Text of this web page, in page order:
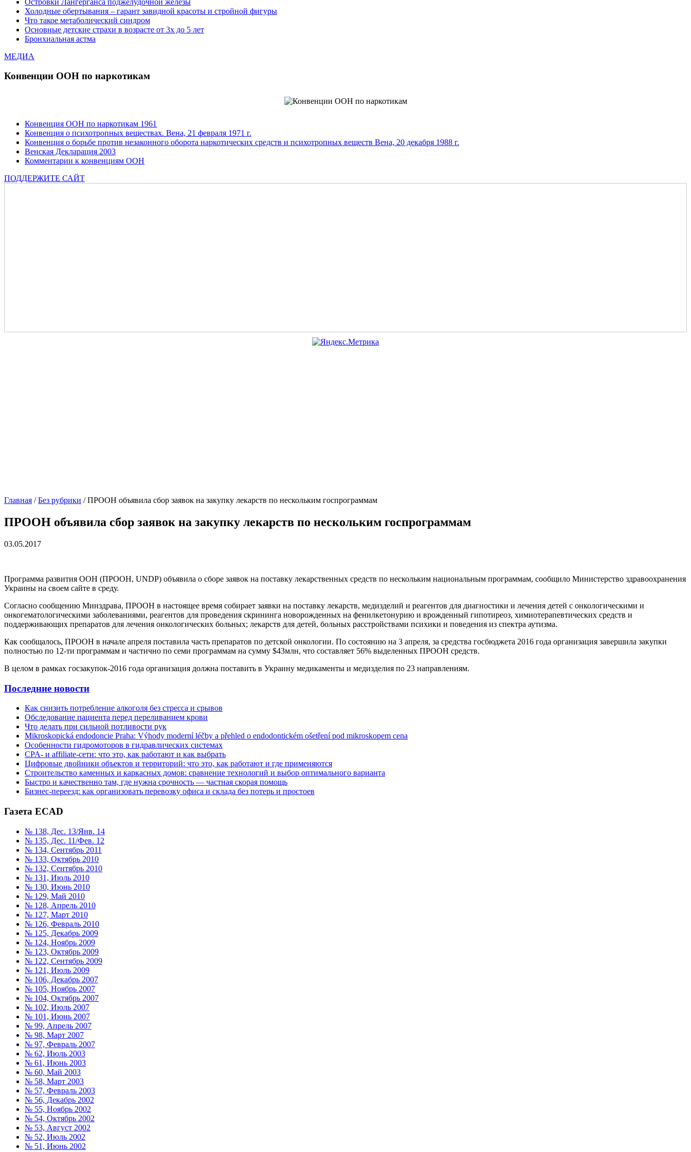
Холодные обертывания – гарант завидной красоты и стройной фигуры
Что такое метаболический синдром
Основные детские страхи в возрасте от 3х до 5 лет
Бронхиальная астма
МЕДИА
Конвенции ООН по наркотикам
Конвенция ООН по наркотикам 1961
Конвенция о психотропных веществах. Вена, 21 февраля 1971 г.
Конвенция о борьбе против незаконного оборота наркотических средств и психотропных веществ Вена, 20 декабря 1988 г.
Венская Декларация 2003
Комментарии к конвенциям ООН
ПОДДЕРЖИТЕ САЙТ
Главная /Без рубрики /ПРООН объявила сбор заявок на закупку лекарств по нескольким госпрограммам
ПРООН объявила сбор заявок на закупку лекарств по нескольким госпрограммам
03.05.2017
Программа развития ООН (ПРООН, UNDP) объявила о сборе заявок на поставку лекарственных средств по нескольким национальным программам, сообщило Министерство здравоохранения
Украины на своем сайте в среду.
Согласно сообщению Минздрава, ПРООН в настоящее время собирает заявки на поставку лекарств, медизделий и реагентов для диагностики и лечения детей с онкологическими и
онкогематологическими заболеваниями, реагентов для проведения скрининга новорожденных на фенилкетонурию и врожденный гипотиреоз, химиотерапевтических средств и
поддерживающих препаратов для лечения онкологических больных; лекарств для детей, больных расстройствами психики и поведения из спектра аутизма.
Как сообщалось, ПРООН в начале апреля поставила часть препаратов по детской онкологии. По состоянию на 3 апреля, за средства госбюджета 2016 года организация завершила закупки
полностью по 12-ти программам и частично по семи программам на сумму $43млн, что составляет 56% выделенных ПРООН средств.
В целом в рамках госзакупок-2016 года организация должна поставить в Украину медикаменты и медизделия по 23 направлениям.
Последние новости
Как снизить потребление алкоголя без стресса и срывов
Обследование пациента перед переливанием крови
Что делать при сильной потливости рук
Mikroskopická endodoncie Praha: Výhody moderní léčby a přehled o endodontickém ošetření pod mikroskopem cena
Особенности гидромоторов в гидравлических системах
CPA- и affiliate-сети: что это, как работают и как выбрать
Цифровые двойники объектов и территорий: что это, как работают и где применяются
Строительство каменных и каркасных домов: сравнение технологий и выбор оптимального варианта
Быстро и качественно там, где нужна срочность — частная скорая помощь
Бизнес-переезд: как организовать перевозку офиса и склада без потерь и простоев
Газета ECAD
№ 138, Дес. 13/Янв. 14
№ 135, Дес. 11/Фев. 12
№ 134, Сентябрь 2011
№ 133, Октябрь 2010
№ 132, Сентябрь 2010
№ 131, Июль 2010
№ 130, Июнь 2010
№ 129, Май 2010
№ 128, Апрель 2010
№ 127, Март 2010
№ 126, Февраль 2010
№ 125, Декабрь 2009
№ 124, Ноябрь 2009
№ 123, Октябрь 2009
№ 122, Сентябрь 2009
№ 121, Июль 2009
№ 106, Декабрь 2007
№ 105, Ноябрь 2007
№ 104, Октябрь 2007
№ 102, Июль 2007
№ 101, Июнь 2007
№ 99, Апрель 2007
№ 98, Март 2007
№ 97, Февраль 2007
№ 62, Июль 2003
№ 61, Июнь 2003
№ 60, Май 2003
№ 58, Март 2003
№ 57, Февраль 2003
№ 56, Декабрь 2002
№ 55, Ноябрь 2002
№ 54, Октябрь 2002
№ 53, Август 2002
№ 52, Июль 2002
№ 51, Июнь 2002